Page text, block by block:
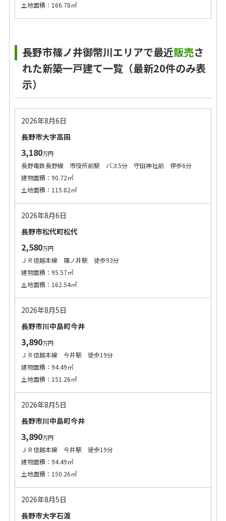
土地面積：166.78㎡
長野市篠ノ井御幣川エリアで最近販売さ
れた新築一戸建て一覧（最新20件のみ表
示）
2026年8月6日
長野市大字高田
3,180万円
長野電鉄長野線 市役所前駅 バス5分 守田神社前 停歩6分
建物面積：90.72㎡
土地面積：115.82㎡
2026年8月6日
長野市松代町松代
2,580万円
ＪＲ信越本線 篠ノ井駅 徒歩93分
建物面積：95.57㎡
土地面積：162.54㎡
2026年8月5日
長野市川中島町今井
3,890万円
ＪＲ信越本線 今井駅 徒歩19分
建物面積：94.49㎡
土地面積：151.26㎡
2026年8月5日
長野市川中島町今井
3,890万円
ＪＲ信越本線 今井駅 徒歩19分
建物面積：94.49㎡
土地面積：150.26㎡
2026年8月5日
長野市大字石渡